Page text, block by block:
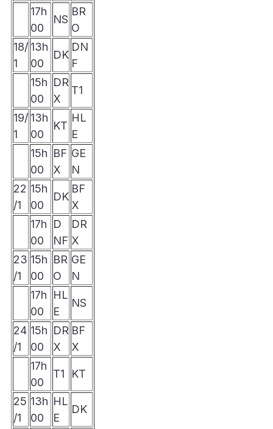
17h
00
NS
BR
O
18/
1
13h
00
DK
DN
F
15h
00
DR
X
T1
19/
1
13h
00
KT
HL
E
15h
00
BF
X
GE
N
22
/1
15h
00
DK
BF
X
17h
00
D
NF
DR
X
23
/1
15h
00
BR
O
GE
N
17h
00
HL
E
NS
24
/1
15h
00
DR
X
BF
X
17h
00
T1 KT
25
/1
13h
00
HL
E
DK